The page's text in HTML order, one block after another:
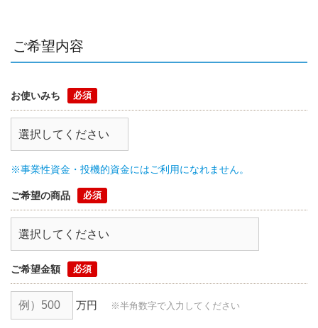
ご希望内容
お使いみち
※事業性資金・投機的資金にはご利用になれません。
ご希望の商品
ご希望金額
万円 ※半角数字で入力してください